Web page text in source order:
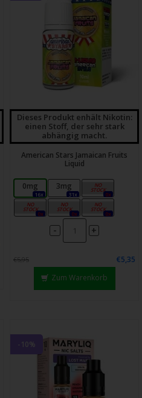
Dieses Produkt enhält Nikotin:
einen Stoff, der sehr stark
abhängig macht.
American Stars Jamaican Fruits
Liquid
0mg
16x
3mg
31x
6mg
0x
9mg
0x
12mg
0x
18mg
0x
- +
€5,95
€5,35
Zum Warenkorb
-10%